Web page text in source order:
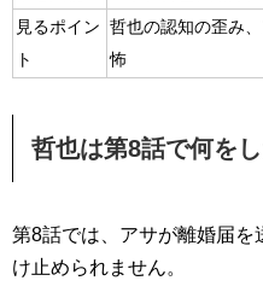
見るポイン
ト
哲也の認知の歪み
怖
哲也は第8話で何を
第8話では、アサが離婚届を
け止められません。